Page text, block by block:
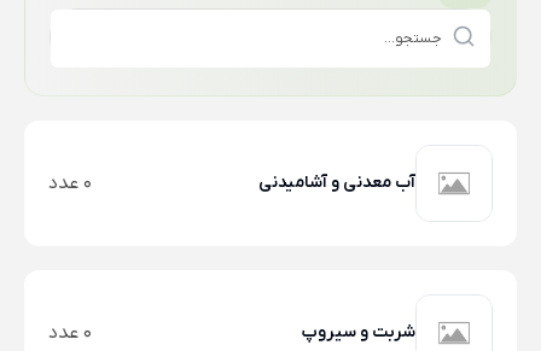
آب معدنی و آشامیدنی 0 عدد
شربت و سیروپ 0 عدد